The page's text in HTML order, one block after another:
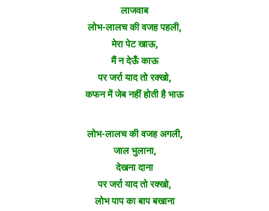
लाजवाब
लोभ-लालच की वजह पहली,
मेरा पेट खाऊ,
मैं न देऊँ काऊ
पर जर्रा याद तो रक्खो,
कफन में जेब नहीं होती है भाऊ
लोभ-लालच की वजह अगली,
जाल भुलाना,
देखना दाना
पर जर्रा याद तो रक्खो,
लोभ पाप का बाप बखाना